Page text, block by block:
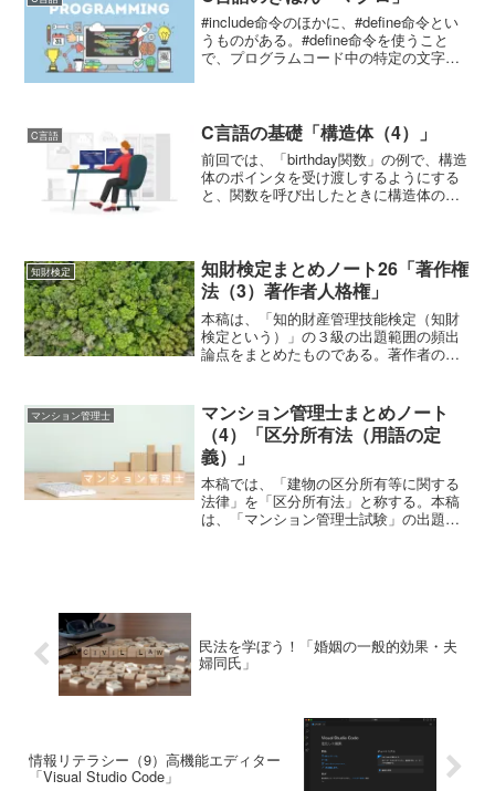
#include命令のほかに、#define命令とい
うものがある。#define命令を使うこと
で、プログラムコード中の特定の文字列
修...
C言語 C言語の基礎「構造体（4）」
前回では、「birthday関数」の例で、構造
体のポインタを受け渡しするようにする
と、関数を呼び出したときに構造体のメ
使ったのだが、値...
知財検定
知財検定まとめノート26「著作権
法（3）著作者人格権」
本稿は、「知的財産管理技能検定（知財
検定という）」の３級の出題範囲の頻出
論点をまとめたものである。著作者の権
などの手続きを必要とせず、著作物を創
作すると無方式でこれらの権...
マンション管理士
マンション管理士まとめノート
（4）「区分所有法（用語の定
義）」
本稿では、「建物の区分所有等に関する
法律」を「区分所有法」と称する。本稿
は、「マンション管理士試験」の出題範
民法を学ぼう！「婚姻の一般的効果・夫
婦同氏」
情報リテラシー（9）高機能エディター
「Visual Studio Code」